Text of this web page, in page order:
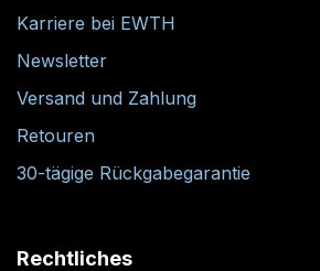
Karriere bei EWTH
Newsletter
Versand und Zahlung
Retouren
30-tägige Rückgabegarantie
Rechtliches